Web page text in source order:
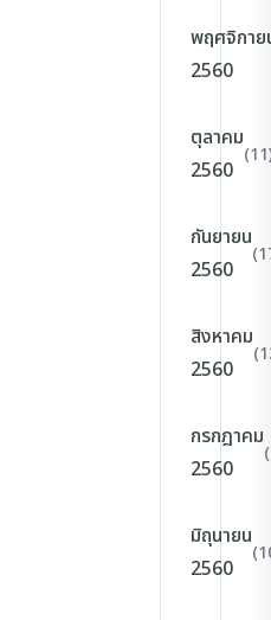
พฤศจิกาย
2560
ตุลาคม
2560
กันยายน
2560
สิงหาคม
2560
กรกฎาคม
2560
มิถุนายน
2560